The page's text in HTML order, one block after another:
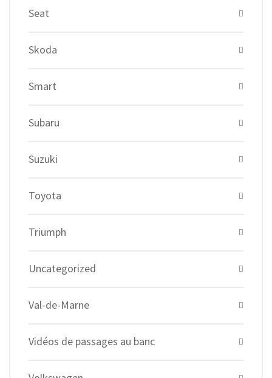
Seat
Skoda
Smart
Subaru
Suzuki
Toyota
Triumph
Uncategorized
Val-de-Marne
Vidéos de passages au banc